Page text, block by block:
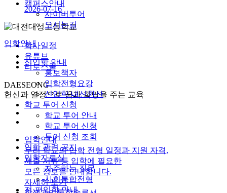
캠퍼스안내
사이버투어
오시는길
입학안내
신입학 안내
홍보책자
입학전형요강
신입학 내신환산
학교 투어 신청
학교 투어 안내
학교 투어 신청
투어 신청 조회
입학 관련 공지
입학자료실
자주하는 질문
사회통합전형
전·편입학 안내
2026-07-16
학사일정
유튜브
리로스쿨
DAESEONG
헌신과 열정으로 꿈과 희망을 주는 교육
입학안내
우리 학교의 입학 전형 일정과 지원 자격,
제출 서류 등 입학에 필요한
모든 정보를 안내합니다.
자세히 보기